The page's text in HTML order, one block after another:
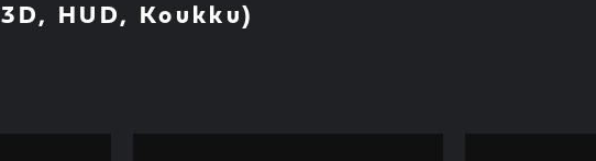
3D, HUD, Koukku)